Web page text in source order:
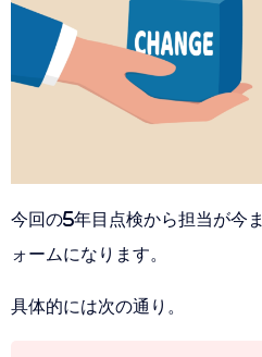
今回の5年目点検から担当が今
ォームになります。
具体的には次の通り。